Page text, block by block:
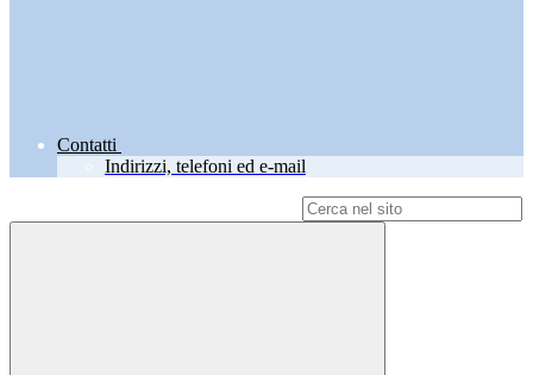
Contatti
Indirizzi, telefoni ed e-mail